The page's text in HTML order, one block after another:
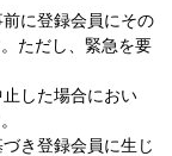
に登録会員にその
ただし、緊急を要
した場合におい
き登録会員に生じ